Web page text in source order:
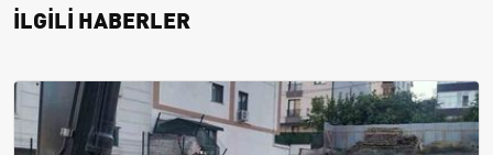
İLGİLİ HABERLER